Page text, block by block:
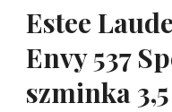
Estee
Envy 537
szminka